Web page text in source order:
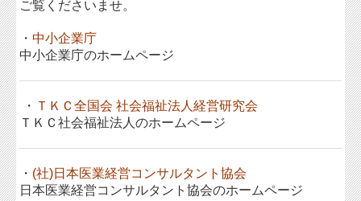
交通案内
業務案内
よくある質問
関連リンク
ご覧くださいませ。
・中小企業庁
中小企業庁のホームページ
・ ＴＫＣ全国会 社会福祉法人経営研究会
ＴＫＣ社会福祉法人のホームページ
・ (社)日本医業経営コンサルタント協会
日本医業経営コンサルタント協会のホームページ